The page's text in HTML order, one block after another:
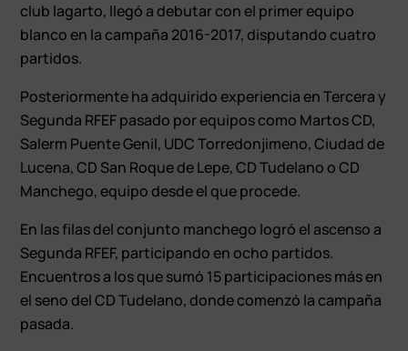
club lagarto, llegó a debutar con el primer equipo
blanco en la campaña 2016-2017, disputando cuatro
partidos.
Posteriormente ha adquirido experiencia en Tercera y
Segunda RFEF pasado por equipos como Martos CD,
Salerm Puente Genil, UDC Torredonjimeno, Ciudad de
Lucena, CD San Roque de Lepe, CD Tudelano o CD
Manchego, equipo desde el que procede.
En las filas del conjunto manchego logró el ascenso a
Segunda RFEF, participando en ocho partidos.
Encuentros a los que sumó 15 participaciones más en
el seno del CD Tudelano, donde comenzó la campaña
pasada.